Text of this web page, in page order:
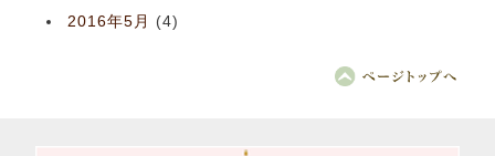
2016年5月
(4)